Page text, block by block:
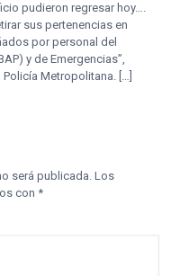
pudieron regresar hoy….
sus pertenencias en
por personal del
y de Emergencias”,
Metropolitana. […]
será publicada. Los
con *